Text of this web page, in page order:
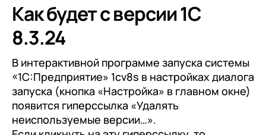
Как будет с версии 1С
8.3.24
В интерактивной программе запуска системы
«1С:Предприятие» 1cv8s в настройках диалога
запуска (кнопка «Настройка» в главном окне)
появится гиперссылка «Удалять
неиспользуемые версии…».
1С-ЭДО
1С:Контрагент
1С-Отчетность
1С:Фреш
Доки 1С